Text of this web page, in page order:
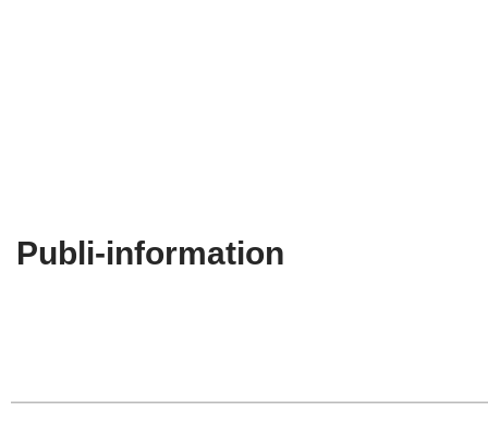
Publi-information